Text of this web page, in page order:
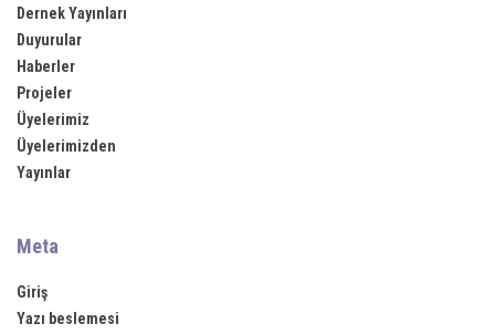
Dernek Yayınları
Duyurular
Haberler
Projeler
Üyelerimiz
Üyelerimizden
Yayınlar
Meta
Giriş
Yazı beslemesi